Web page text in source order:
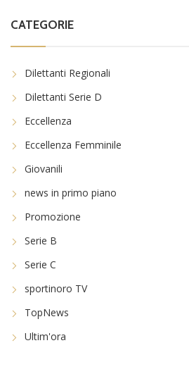
CATEGORIE
Dilettanti Regionali
Dilettanti Serie D
Eccellenza
Eccellenza Femminile
Giovanili
news in primo piano
Promozione
Serie B
Serie C
sportinoro TV
TopNews
Ultim'ora